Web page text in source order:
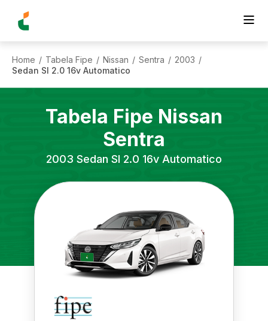
Home / Tabela Fipe / Nissan / Sentra / 2003 /
Sedan Sl 2.0 16v Automatico
Tabela Fipe Nissan
Sentra
2003 Sedan Sl 2.0 16v Automatico